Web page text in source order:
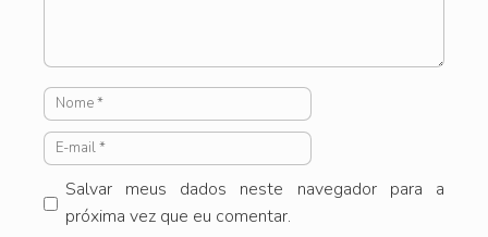
Nome
E-
mail
Salvar meus dados neste navegador para a
próxima vez que eu comentar.